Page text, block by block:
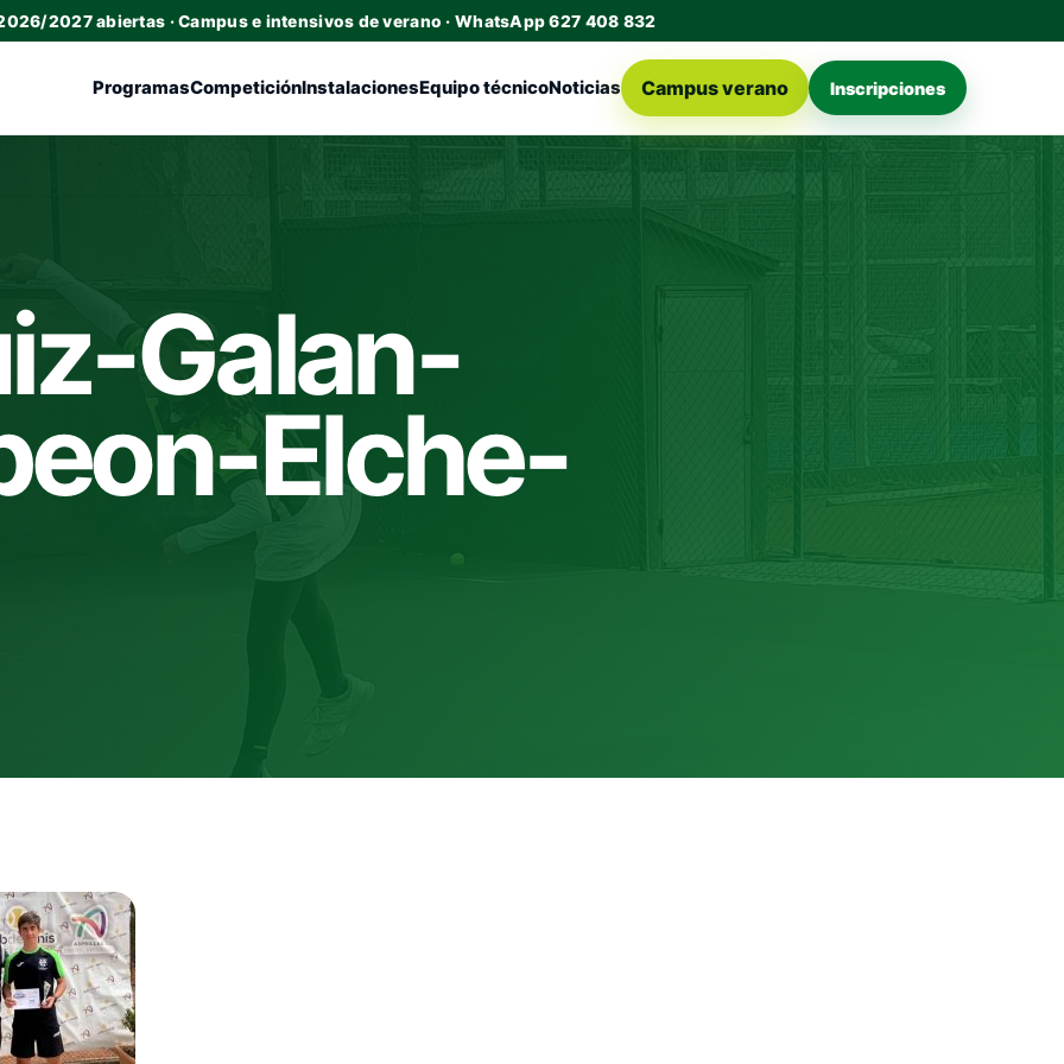
2027 abiertas · Campus e intensivos de verano · WhatsApp 627 408 832
ProgramasCompeticiónInstalacionesEquipo técnicoNoticias Campus verano Inscripciones
Galan-
Elche-